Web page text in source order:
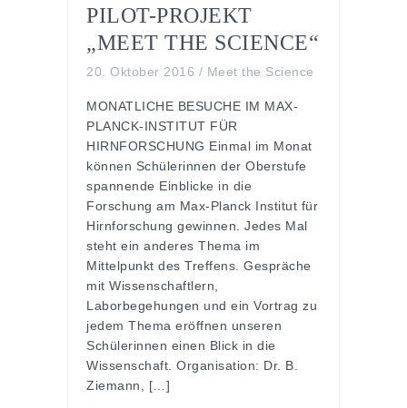
PILOT-PROJEKT
„MEET THE SCIENCE“
20. Oktober 2016 / Meet the Science
MONATLICHE BESUCHE IM MAX-
PLANCK-INSTITUT FÜR
HIRNFORSCHUNG Einmal im Monat
können Schülerinnen der Oberstufe
spannende Einblicke in die
Forschung am Max-Planck Institut für
Hirnforschung gewinnen. Jedes Mal
steht ein anderes Thema im
Mittelpunkt des Treffens. Gespräche
mit Wissenschaftlern,
Laborbegehungen und ein Vortrag zu
jedem Thema eröffnen unseren
Schülerinnen einen Blick in die
Wissenschaft. Organisation: Dr. B.
Ziemann, […]